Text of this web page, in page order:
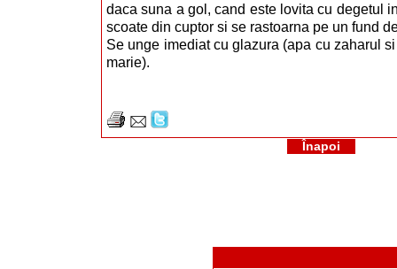
daca suna a gol, cand este lovita cu degetul
scoate din cuptor si se rastoarna pe un fund
Se unge imediat cu glazura (apa cu zaharul
marie).
Înapoi